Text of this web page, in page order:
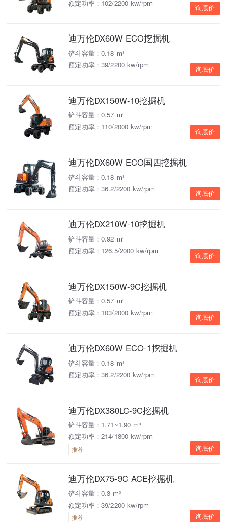
额定功率：102/2200 kw/rpm
询底价
迪万伦DX60W ECO挖掘机
铲斗容量：0.18 m³
额定功率：39/2200 kw/rpm
询底价
迪万伦DX150W-10挖掘机
铲斗容量：0.57 m³
额定功率：110/2000 kw/rpm
询底价
迪万伦DX60W ECO国四挖掘机
铲斗容量：0.18 m³
额定功率：36.2/2200 kw/rpm
询底价
迪万伦DX210W-10挖掘机
铲斗容量：0.92 m³
额定功率：126.5/2000 kw/rpm
询底价
迪万伦DX150W-9C挖掘机
铲斗容量：0.57 m³
额定功率：103/2000 kw/rpm
询底价
迪万伦DX60W ECO-1挖掘机
铲斗容量：0.18 m³
额定功率：36.2/2200 kw/rpm
询底价
迪万伦DX380LC-9C挖掘机
铲斗容量：1.71~1.90 m³
额定功率：214/1800 kw/rpm
推荐 询底价
迪万伦DX75-9C ACE挖掘机
铲斗容量：0.3 m³
额定功率：39/2200 kw/rpm
推荐 询底价